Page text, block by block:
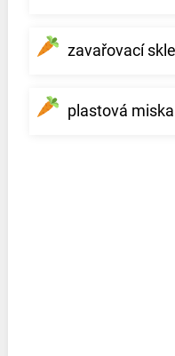
zavařovací
plastová miska